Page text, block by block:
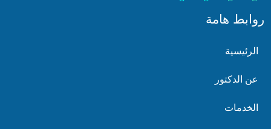
روابط هامة
الرئيسية
عن الدكتور
الخدمات